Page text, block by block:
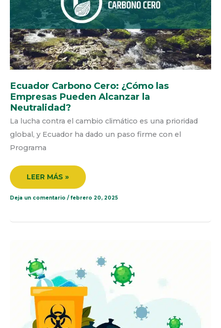
Ecuador Carbono Cero: ¿Cómo las
Empresas Pueden Alcanzar la
Neutralidad?
La lucha contra el cambio climático es una prioridad
global, y Ecuador ha dado un paso firme con el
Programa
LEER MÁS »
Deja un comentario / febrero 20, 2025
GESTIÓN,
IMPACTO
Y
SOLUCIONES
PARA
UN
MANEJO
SEGURO